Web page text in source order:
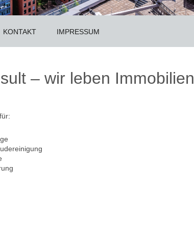
KONTAKT IMPRESSUM
– wir leben Immobilien